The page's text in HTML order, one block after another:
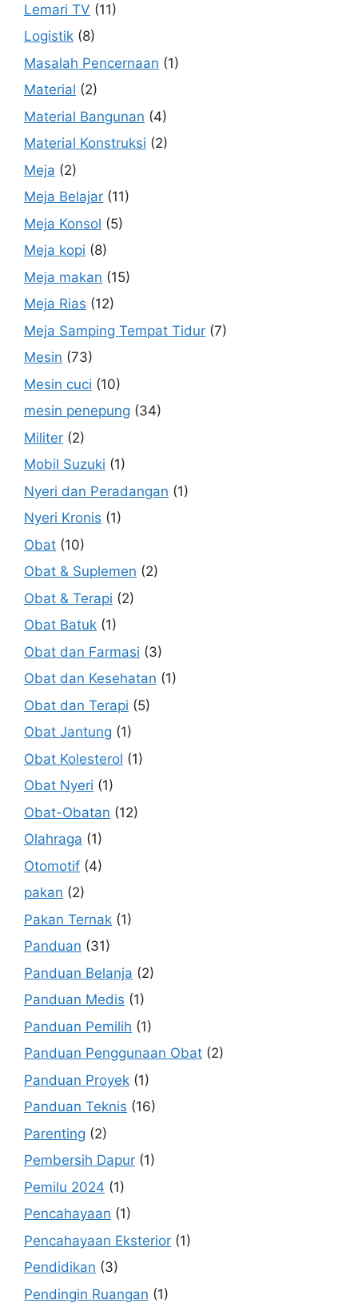
Lemari TV (11)
Logistik (8)
Masalah Pencernaan (1)
Material (2)
Material Bangunan (4)
Material Konstruksi (2)
Meja (2)
Meja Belajar (11)
Meja Konsol (5)
Meja kopi (8)
Meja makan (15)
Meja Rias (12)
Meja Samping Tempat Tidur (7)
Mesin (73)
Mesin cuci (10)
mesin penepung (34)
Militer (2)
Mobil Suzuki (1)
Nyeri dan Peradangan (1)
Nyeri Kronis (1)
Obat (10)
Obat & Suplemen (2)
Obat & Terapi (2)
Obat Batuk (1)
Obat dan Farmasi (3)
Obat dan Kesehatan (1)
Obat dan Terapi (5)
Obat Jantung (1)
Obat Kolesterol (1)
Obat Nyeri (1)
Obat-Obatan (12)
Olahraga (1)
Otomotif (4)
pakan (2)
Pakan Ternak (1)
Panduan (31)
Panduan Belanja (2)
Panduan Medis (1)
Panduan Pemilih (1)
Panduan Penggunaan Obat (2)
Panduan Proyek (1)
Panduan Teknis (16)
Parenting (2)
Pembersih Dapur (1)
Pemilu 2024 (1)
Pencahayaan (1)
Pencahayaan Eksterior (1)
Pendidikan (3)
Pendingin Ruangan (1)